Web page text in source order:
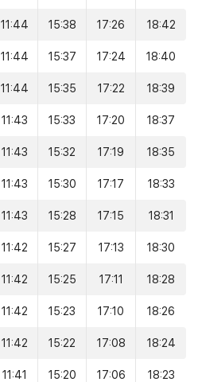
11:44 15:38 17:26 18:42
11:44 15:37 17:24 18:40
11:44 15:35 17:22 18:39
11:43 15:33 17:20 18:37
11:43 15:32 17:19 18:35
11:43 15:30 17:17 18:33
11:43 15:28 17:15 18:31
11:42 15:27 17:13 18:30
11:42 15:25 17:11 18:28
11:42 15:23 17:10 18:26
11:42 15:22 17:08 18:24
11:41 15:20 17:06 18:23